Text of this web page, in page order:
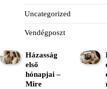
Uncategorized
Vendégposzt
Házasság
első
hónapjai –
Mire